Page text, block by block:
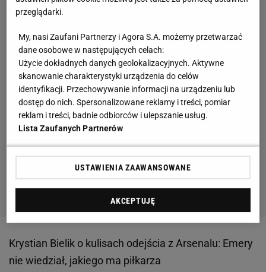
Krystian Bielik o kulisach odejścia z Arsenalu: Emery
nie wiedział, jakiego ma piłkarza
przeglądarki.
My, nasi Zaufani Partnerzy i Agora S.A. możemy przetwarzać
dane osobowe w następujących celach:
Użycie dokładnych danych geolokalizacyjnych. Aktywne
skanowanie charakterystyki urządzenia do celów
identyfikacji. Przechowywanie informacji na urządzeniu lub
dostęp do nich. Spersonalizowane reklamy i treści, pomiar
reklam i treści, badnie odbiorców i ulepszanie usług.
Lista Zaufanych Partnerów
USTAWIENIA ZAAWANSOWANE
AKCEPTUJĘ